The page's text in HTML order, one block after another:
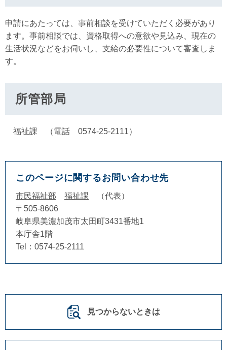
申請にあたっては、事前相談を受けていただく必要があり
ます。事前相談では、資格取得への意欲や見込み、現在の
生活状況などをお伺いし、支給の必要性について審査しま
す。
所管部局
福祉課 （電話 0574-25-2111）
このページに関するお問い合わせ先
市民福祉部 福祉課
代表
〒505-8606
岐阜県美濃加茂市太田町3431番地1
本庁舎1階
Tel：0574-25-2111
見つからないときは